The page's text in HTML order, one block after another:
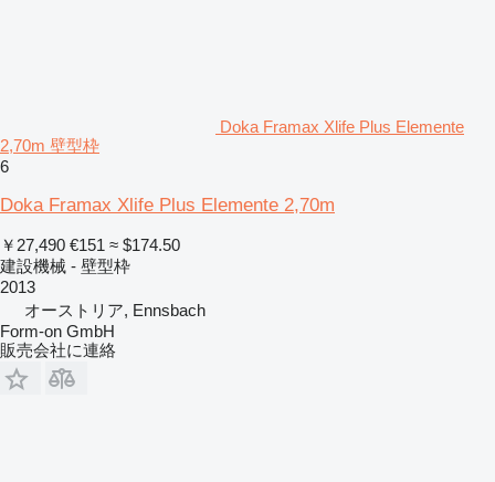
Doka Framax Xlife Plus Elemente
2,70m 壁型枠
6
Doka Framax Xlife Plus Elemente 2,70m
￥27,490 €151 ≈ $174.50
建設機械 - 壁型枠
2013
オーストリア, Ennsbach
Form-on GmbH
販売会社に連絡